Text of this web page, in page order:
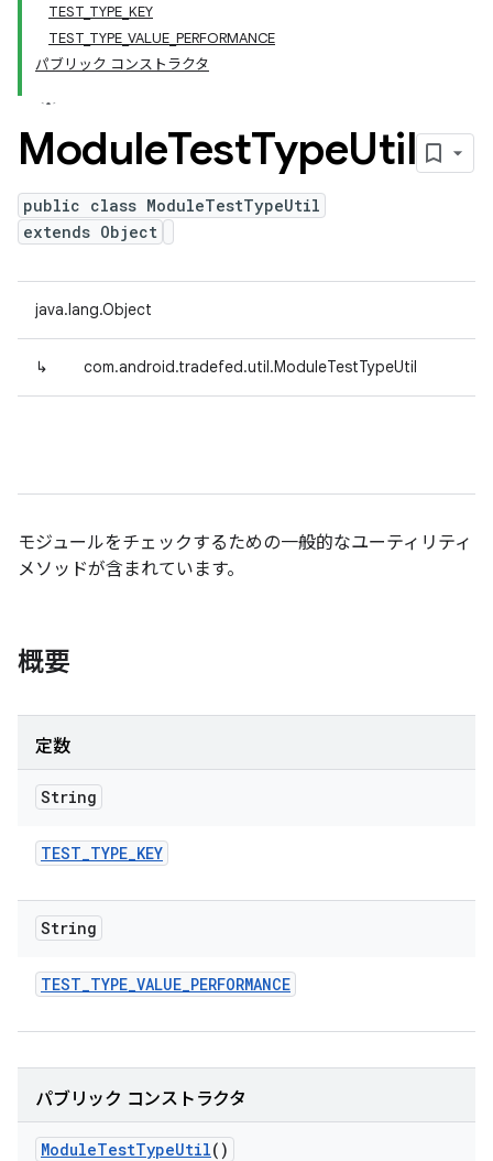
TEST_TYPE_KEY
TEST_TYPE_VALUE_PERFORMANCE
パブリック コンストラクタ
ModuleTestTypeUtil
public class ModuleTestTypeUtil
extends Object
java.lang.Object
↳ com.android.tradefed.util.ModuleTestTypeUtil
モジュールをチェックするための一般的なユーティリティ
メソッドが含まれています。
概要
定数
String
TEST_TYPE_KEY
String
TEST_TYPE_VALUE_PERFORMANCE
パブリック コンストラクタ
ModuleTestTypeUtil()